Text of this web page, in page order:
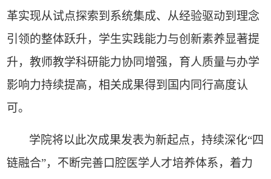
革实现从试点探索到系统集成、从经验驱动到理念
引领的整体跃升，学生实践能力与创新素养显著提
升，教师教学科研能力协同增强，育人质量与办学
影响力持续提高，相关成果得到国内同行高度认
可。
学院将以此次成果发表为新起点，持续深化“四
链融合”，不断完善口腔医学人才培养体系，着力